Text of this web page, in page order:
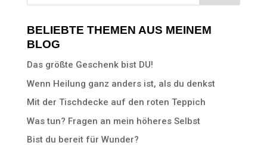
BELIEBTE THEMEN AUS MEINEM
BLOG
Das größte Geschenk bist DU!
Wenn Heilung ganz anders ist, als du denkst
Mit der Tischdecke auf den roten Teppich
Was tun? Fragen an mein höheres Selbst
Bist du bereit für Wunder?